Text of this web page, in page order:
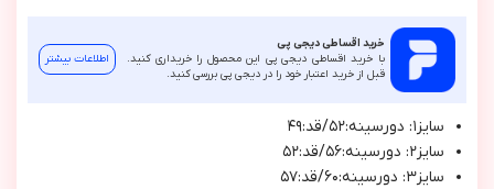
خرید اقساطی دیجی پی
با خرید اقساطی دیجی پی این محصول را خریداری کنید.
قبل از خرید اعتبار خود را در دیجی پی بررسی کنید.
اطلاعات بیشتر
سايز١: دورسينه:٥٢/قد:٤٩
سايز٢: دورسينه:٥٦/قد:٥٢
سايز٣: دورسينه:٦٠/قد:٥٧